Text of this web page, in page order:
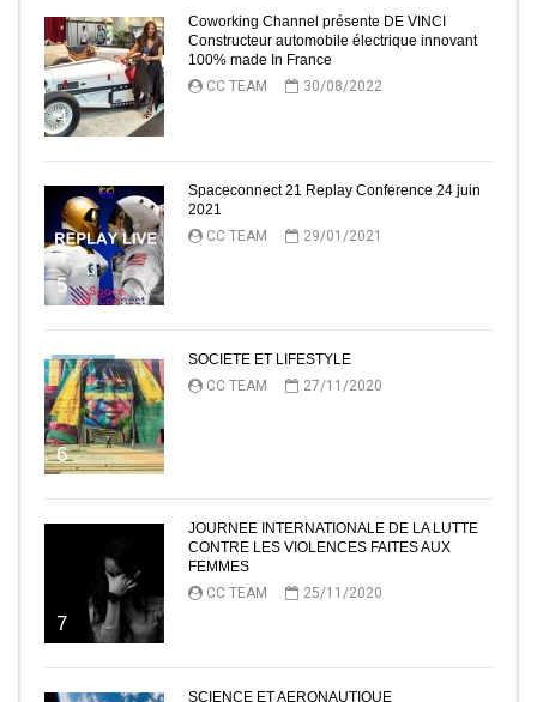
4
Coworking Channel présente DE VINCI
Constructeur automobile électrique innovant
100% made In France
CC TEAM
30/08/2022
5
Spaceconnect 21 Replay Conference 24 juin
2021
CC TEAM
29/01/2021
6
SOCIETE ET LIFESTYLE
CC TEAM
27/11/2020
7
JOURNEE INTERNATIONALE DE LA LUTTE
CONTRE LES VIOLENCES FAITES AUX
FEMMES
CC TEAM
25/11/2020
SCIENCE ET AERONAUTIQUE